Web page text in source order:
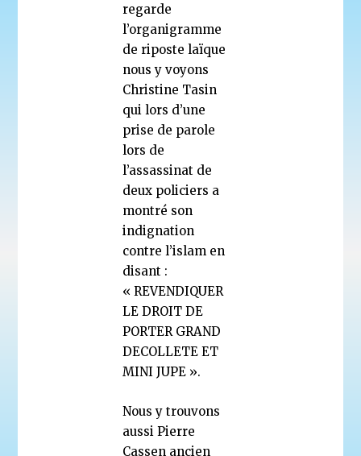
regarde
l’organigramme
de riposte laïque
nous y voyons
Christine Tasin
qui lors d’une
prise de parole
lors de
l’assassinat de
deux policiers a
montré son
indignation
contre l’islam en
disant :
« REVENDIQUER
LE DROIT DE
PORTER GRAND
DECOLLETE ET
MINI JUPE ».
Nous y trouvons
aussi Pierre
Cassen ancien